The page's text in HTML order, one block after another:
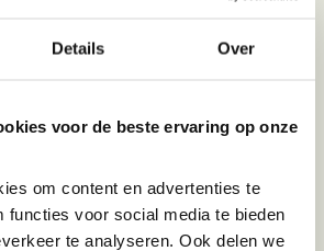
Details Over
voor de beste ervaring op onze
om content en advertenties te
functies voor social media te bieden
te analyseren. Ook delen we
historisch eikenhout dat meer dan 200 jaar
het prachtige Frankrijk. Het eikenhout heeft
ze elke tafel met zorg en aandacht maken. Of
vormen of de rustieke charme van
kunnen aan al jouw wensen voldoen.
gradaties in robuustheid. Zodat je
die bij jouw leefstijl past.